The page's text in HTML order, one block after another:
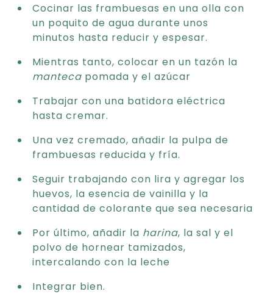
Cocinar las frambuesas en una olla con
un poquito de agua durante unos
minutos hasta reducir y espesar.
Mientras tanto, colocar en un tazón la
manteca pomada y el azúcar
Trabajar con una batidora eléctrica
hasta cremar.
Una vez cremado, añadir la pulpa de
frambuesas reducida y fría.
Seguir trabajando con lira y agregar los
huevos, la esencia de vainilla y la
cantidad de colorante que sea necesaria
Por último, añadir la harina, la sal y el
polvo de hornear tamizados,
intercalando con la leche
Integrar bien.